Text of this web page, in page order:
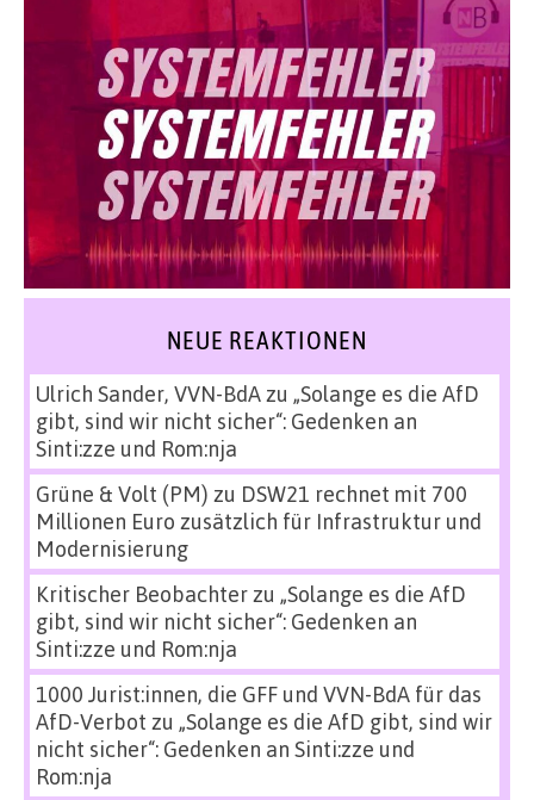
NEUE REAKTIONEN
Ulrich Sander, VVN-BdAzu „Solange es die AfD
gibt, sind wir nicht sicher“: Gedenken an
Sinti:zze und Rom:nja
Grüne & Volt (PM) zu DSW21 rechnet mit 700
Millionen Euro zusätzlich für Infrastruktur und
Modernisierung
Kritischer Beobachterzu „Solange es die AfD
gibt, sind wir nicht sicher“: Gedenken an
Sinti:zze und Rom:nja
1000 Jurist:innen, die GFF und VVN-BdA für das
AfD-Verbot zu „Solange es die AfD gibt, sind wir
nicht sicher“: Gedenken an Sinti:zze und
Rom:nja